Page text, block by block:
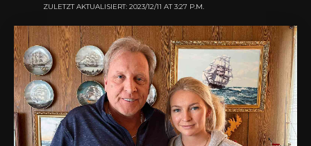
ZULETZT AKTUALISIERT: 2023/12/11 AT 3:27 P.M.